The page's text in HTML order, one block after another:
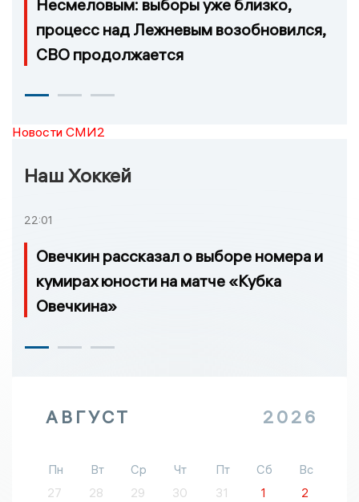
Несмеловым: выборы уже близко,
процесс над Лежневым возобновился,
СВО продолжается
Новости СМИ2
Наш Хоккей
22:01
Овечкин рассказал о выборе номера и
кумирах юности на матче «Кубка
Овечкина»
АВГУСТ 2026
Пн Вт Ср Чт Пт Сб
Вс
27
28 29 30 31 1
2